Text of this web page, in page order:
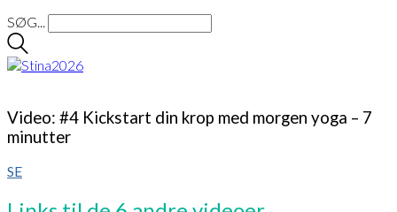
SØG...
Video: #4 Kickstart din krop med morgen yoga – 7
minutter
SE